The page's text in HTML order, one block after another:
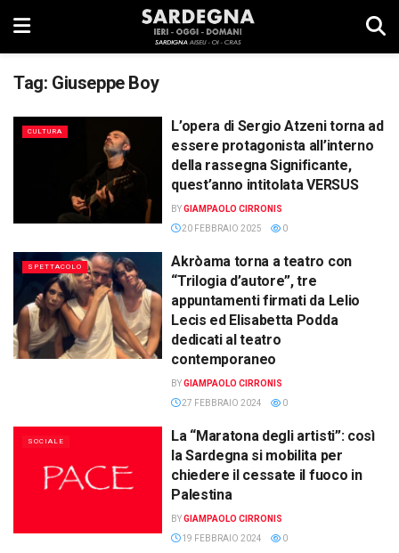
Tag: Giuseppe Boy
CULTURA
L’opera di Sergio Atzeni torna ad
essere protagonista all’interno
della rassegna Significante,
quest’anno intitolata VERSUS
BYGIAMPAOLO CIRRONIS
20 FEBBRAIO 2025
0
SPETTACOLO
Akròama torna a teatro con
“Trilogia d’autore”, tre
appuntamenti firmati da Lelio
Lecis ed Elisabetta Podda
dedicati al teatro
contemporaneo
BYGIAMPAOLO CIRRONIS
27 FEBBRAIO 2024
0
SOCIALE
La “Maratona degli artisti”: così
la Sardegna si mobilita per
chiedere il cessate il fuoco in
Palestina
BYGIAMPAOLO CIRRONIS
19 FEBBRAIO 2024
0